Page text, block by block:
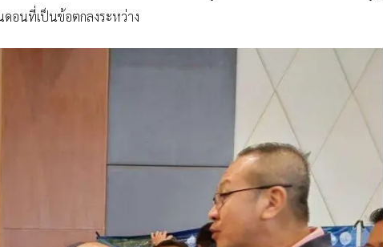
ดอนที่เป็นข้อตกลงระหว่าง